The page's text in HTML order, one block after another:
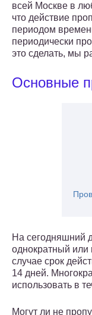
всей Москве в
что действие
периодом
периодически
это сделать, мы
Основные
На сегодняшний
однократный или
случае срок
14 дней.
использовать в
Могут ли не